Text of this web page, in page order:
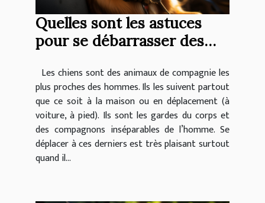
Quelles sont les astuces
pour se débarrasser des
voiture ?
Les chiens sont des animaux de compagnie les
plus proches des hommes. Ils les suivent partout
que ce soit à la maison ou en déplacement (à
voiture, à pied). Ils sont les gardes du corps et
des compagnons inséparables de l’homme. Se
déplacer à ces derniers est très plaisant surtout
quand il...